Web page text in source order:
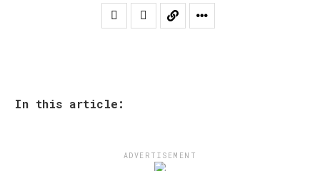
In this article:
ADVERTISEMENT